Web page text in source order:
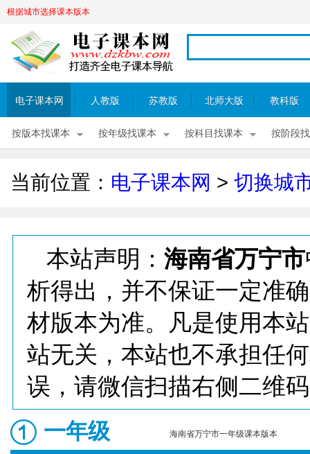
根据城市选择课本版本
电子课本网 人教版 苏教版 北师大版 教科版
按版本找课本 按年级找课本 按科目找课本 按阶段
当前位置： 电子课本网 > 切换城
本站声明： 海南省万宁市
析得出，并不保证一定准
材版本为准。凡是使用本
站无关，本站也不承担任
误，请微信扫描右侧二维
一年级 海南省万宁市一年级课本版本